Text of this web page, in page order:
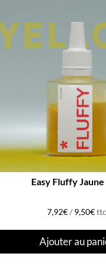
Easy Fluffy
7,92€/ 9,50€ttc
Ajouter au